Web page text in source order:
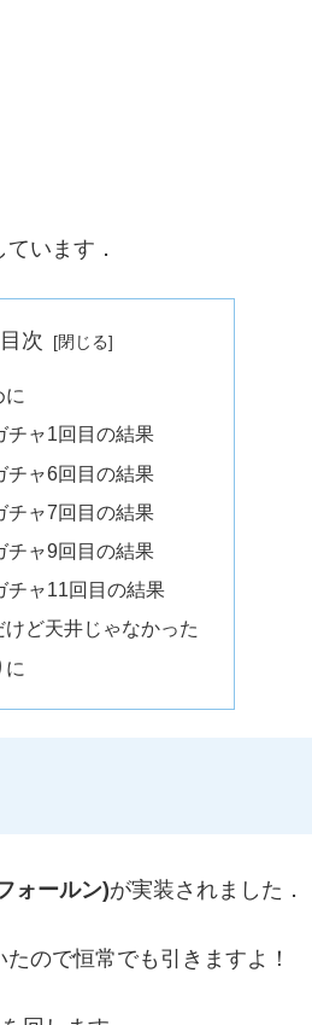
います．
目次
ャ1回目の結果
ャ6回目の結果
ャ7回目の結果
ャ9回目の結果
ャ11回目の結果
ど天井じゃなかった
ォールン)が実装されました．
ので恒常でも引きますよ！